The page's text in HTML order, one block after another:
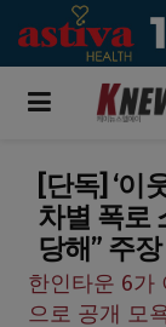
[단독] ‘이
차별 폭로
당해” 주장
한인타운 6가
으로 공개 모